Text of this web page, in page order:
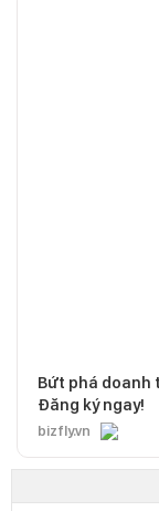
Bứt phá doanh
Đăng ký ngay!
bizfly.vn